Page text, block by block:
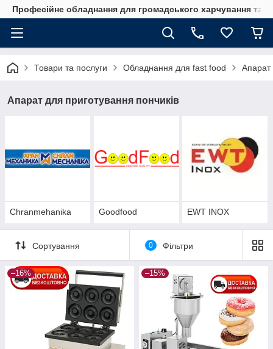
Професійне обладнання для громадського харчування та
Товари та послуги Обладнання для fast food Апарат
Апарат для приготування пончиків
Chranmehanika Goodfood EWT INOX
Сортування 0 Фільтри
–16% –15%